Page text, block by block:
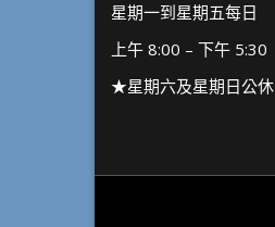
星期一到星期五每日
上午 8:00 – 下午 5:30
★星期六及星期日公休